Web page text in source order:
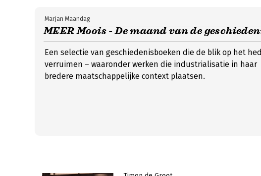
MEER Moois - De maand van de
Marjan Maandag
Een selectie van geschiedenisboeken die de blik op het
verruimen – waaronder werken die industrialisatie in haar
bredere maatschappelijke context plaatsen.